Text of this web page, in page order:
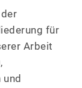
(7)
(24)
für
Arbeit